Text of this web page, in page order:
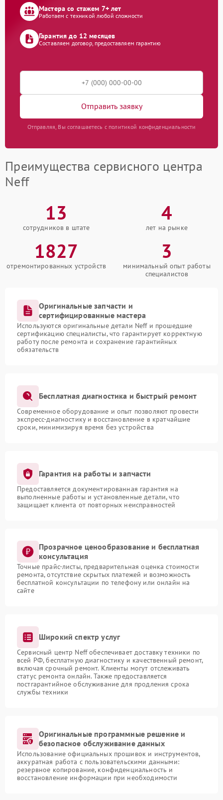
Мастера со стажем 7+ лет
Работаем с техникой любой сложности
Гарантия до 12 месяцев
Составляем договор, предоставляем гарантию
Отправить заявку
Отправляя, Вы соглашаетесь с политикой конфиденциальности
Преимущества сервисного центра
Neff
13
сотрудников в штате
4
лет на рынке
1827
отремонтированных устройств
3
минимальный опыт работы
специалистов
Оригинальные запчасти и
сертифицированные мастера
Используются оригинальные детали Neff и прошедшие
сертификацию специалисты, что гарантирует корректную
работу после ремонта и сохранение гарантийных
обязательств
Бесплатная диагностика и быстрый ремонт
Современное оборудование и опыт позволяют провести
экспресс-диагностику и восстановление в кратчайшие
сроки, минимизируя время без устройства
Гарантия на работы и запчасти
Предоставляется документированная гарантия на
выполненные работы и установленные детали, что
защищает клиента от повторных неисправностей
Прозрачное ценообразование и бесплатная
консультация
Точные прайс-листы, предварительная оценка стоимости
ремонта, отсутствие скрытых платежей и возможность
бесплатной консультации по телефону или онлайн на
сайте
Широкий спектр услуг
Сервисный центр Neff обеспечивает доставку техники по
всей РФ, бесплатную диагностику и качественный ремонт,
включая срочный ремонт. Клиенты могут отслеживать
статус ремонта онлайн. Также предоставляется
постгарантийное обслуживание для продления срока
службы техники
Оригинальные программные решение и
безопасное обслуживание данных
Использование официальных прошивок и инструментов,
аккуратная работа с пользовательскими данными:
резервное копирование, конфиденциальность и
восстановление информации при необходимости